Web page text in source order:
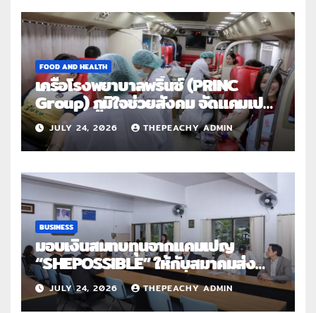
FOOD AND HEALTH
เครือโรงพยาบาลพริ้นซ์ (PRINC
Group) ภูมิใจช่วยสังคม จัดแคมเปญ
ใหญ่ระดับประเทศ “PRINC ผสาน :
สานต่อการให้ไม่สิ้นสุด”
JULY 24, 2026 THEPEACHY ADMIN
BUSINESS
มอบเงินสมทบทุนจากแคมเปญ
“SHEPOSSIBLE” ให้กับสมาคมส่ง
เสริมสถานภาพสตรีฯ เนื่องในวันสตรี
สากล 2569
JULY 24, 2026 THEPEACHY ADMIN